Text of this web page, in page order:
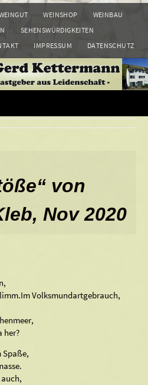
WEINSHOP
WEINBAU
SEHENSWÜRDIGKEITEN
IMPRESSUM DATENSCHUTZ
von
Nov 2020
Volksmundartgebrauch,
her?
Spaße,